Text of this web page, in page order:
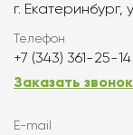
г.
Телефон
+7 (343) 361-25-14
Заказать звонок
E-mail